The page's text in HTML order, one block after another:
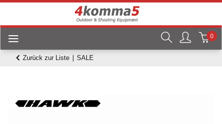
0
Zurück zur Liste SALE